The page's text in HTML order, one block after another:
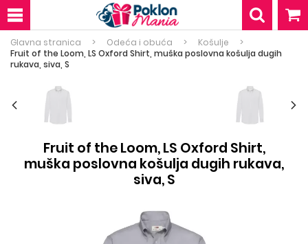
Glavna stranica Odeća i obuća
Košulje
Fruit of the Loom, LS Oxford Shirt, muška poslovna košulja dugih
rukava, siva, S
Fruit of the Loom, LS Oxford Shirt,
muška poslovna košulja dugih rukava,
siva, S